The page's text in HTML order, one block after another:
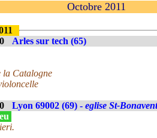
Octobre 2011
Arles sur tech (65)
la Catalogne
Lyon 69002 (69) - eglise St-